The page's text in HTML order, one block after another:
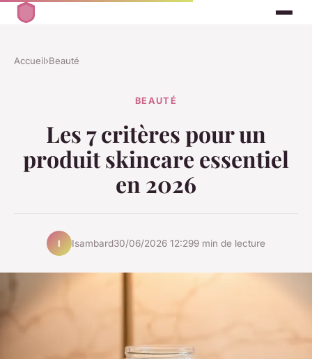
Accueil›Beauté
BEAUTÉ
Les 7 critères pour un
produit skincare essentiel
en 2026
I Isambard30/06/2026 12:299 min de lecture